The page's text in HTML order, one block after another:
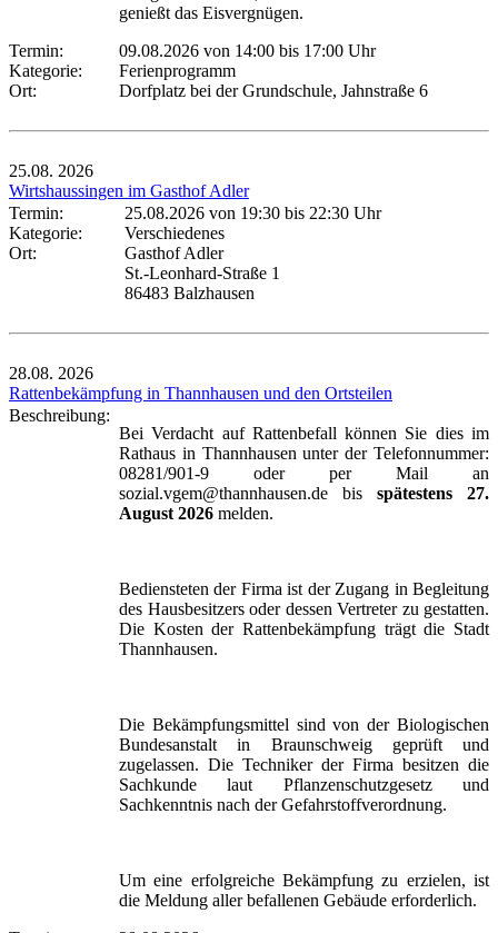
genießt das Eisvergnügen.
Termin:
09.08.2026 von 14:00 bis 17:00 Uhr
Kategorie:
Ferienprogramm
Ort:
Dorfplatz bei der Grundschule, Jahnstraße 6
25.08. 2026
Wirtshaussingen im Gasthof Adler
Termin:
25.08.2026 von 19:30 bis 22:30 Uhr
Kategorie:
Verschiedenes
Ort:
Gasthof Adler
St.-Leonhard-Straße 1
86483 Balzhausen
28.08. 2026
Rattenbekämpfung in Thannhausen und den Ortsteilen
Beschreibung:
Bei Verdacht auf Rattenbefall können Sie dies im
Rathaus in Thannhausen unter der Telefonnummer:
08281/901-9 oder per Mail an
sozial.vgem@thannhausen.de bis spätestens 27.
August 2026 melden.
Bediensteten der Firma ist der Zugang in Begleitung
des Hausbesitzers oder dessen Vertreter zu gestatten.
Die Kosten der Rattenbekämpfung trägt die Stadt
Thannhausen.
Die Bekämpfungsmittel sind von der Biologischen
Bundesanstalt in Braunschweig geprüft und
zugelassen. Die Techniker der Firma besitzen die
Sachkunde laut Pflanzenschutzgesetz und
Sachkenntnis nach der Gefahrstoffverordnung.
Um eine erfolgreiche Bekämpfung zu erzielen, ist
die Meldung aller befallenen Gebäude erforderlich.